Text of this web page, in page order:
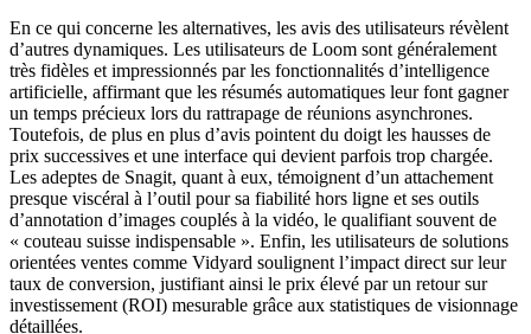
En ce qui concerne les alternatives, les avis des utilisateurs révèlent
d’autres dynamiques. Les utilisateurs de Loom sont généralement
très fidèles et impressionnés par les fonctionnalités d’intelligence
artificielle, affirmant que les résumés automatiques leur font gagner
un temps précieux lors du rattrapage de réunions asynchrones.
Toutefois, de plus en plus d’avis pointent du doigt les hausses de
prix successives et une interface qui devient parfois trop chargée.
Les adeptes de Snagit, quant à eux, témoignent d’un attachement
presque viscéral à l’outil pour sa fiabilité hors ligne et ses outils
d’annotation d’images couplés à la vidéo, le qualifiant souvent de
« couteau suisse indispensable ». Enfin, les utilisateurs de solutions
orientées ventes comme Vidyard soulignent l’impact direct sur leur
taux de conversion, justifiant ainsi le prix élevé par un retour sur
investissement (ROI) mesurable grâce aux statistiques de visionnage
détaillées.